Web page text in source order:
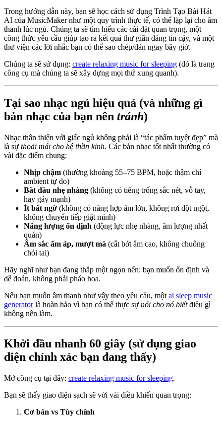
Trong hướng dẫn này, bạn sẽ học cách sử dụng Trình Tạo Bài Hát
AI của MusicMaker như một quy trình thực tế, có thể lặp lại cho âm
thanh lúc ngủ. Chúng ta sẽ tìm hiểu các cài đặt quan trọng, một
công thức yêu cầu giúp tạo ra kết quả thư giãn đáng tin cậy, và một
thư viện các lời nhắc bạn có thể sao chép/dán ngay bây giờ.
Chúng ta sẽ sử dụng: create relaxing music for sleeping (đó là trang
công cụ mà chúng ta sẽ xây dựng mọi thứ xung quanh).
Tại sao nhạc ngủ hiệu quả (và những gì
bản nhạc của bạn nên tránh)
Nhạc thân thiện với giấc ngủ không phải là “tác phẩm tuyệt đẹp” mà
là sự thoải mái cho hệ thần kinh. Các bản nhạc tốt nhất thường có
vài đặc điểm chung:
Nhịp chậm (thường khoảng 55–75 BPM, hoặc thậm chí
ambient tự do)
Bắt đầu nhẹ nhàng (không có tiếng trống sắc nét, vỗ tay,
hay gảy mạnh)
Ít bất ngờ (không có nâng hợp âm lớn, không rơi đột ngột,
không chuyển tiếp giật mình)
Năng lượng ổn định (động lực nhẹ nhàng, âm lượng nhất
quán)
Âm sắc ấm áp, mượt mà (cắt bớt âm cao, không chuông
chói tai)
Hãy nghĩ như bạn đang thắp một ngọn nến: bạn muốn ổn định và
dễ đoán, không phải pháo hoa.
Nếu bạn muốn âm thanh như vậy theo yêu cầu, một ai sleep music
generatorlà hoàn hảo vì bạn có thể thực sự nói cho nó biếtđiều gì
không nên làm.
Khởi đầu nhanh 60 giây (sử dụng giao
diện chính xác bạn đang thấy)
Mở công cụ tại đây: create relaxing music for sleeping.
Bạn sẽ thấy giao diện sạch sẽ với vài điều khiển quan trọng:
Cơ bản vs Tùy chỉnh